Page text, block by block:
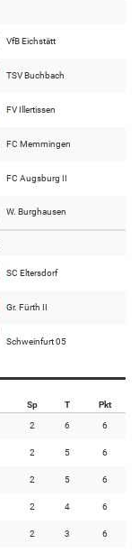
VfB Eichstätt
TSV Buchbach
FV Illertissen
FC Memmingen
FC Augsburg II
W. Burghausen
SC Eltersdorf
Gr. Fürth II
Schweinfurt 05
Sp T Pkt
2 6 6
2 5 6
2 5 6
2 4 6
2 3 6